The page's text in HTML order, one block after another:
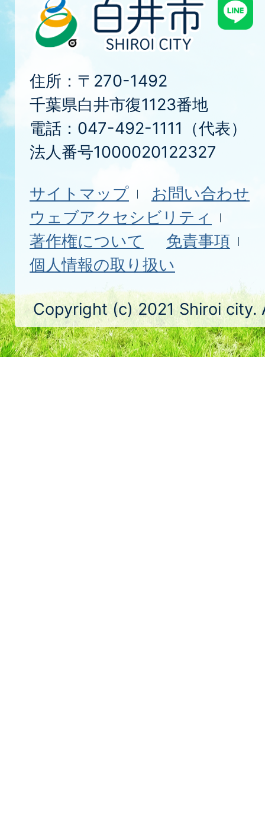
住所：〒270-1492
千葉県白井市復1123番地
電話：047-492-1111（代表）
法人番号1000020122327
サイトマップ
お問い合わせ
ウェブアクセシビリティ
著作権について
免責事項
個人情報の取り扱い
Copyright (c) 2021 Shiroi city.